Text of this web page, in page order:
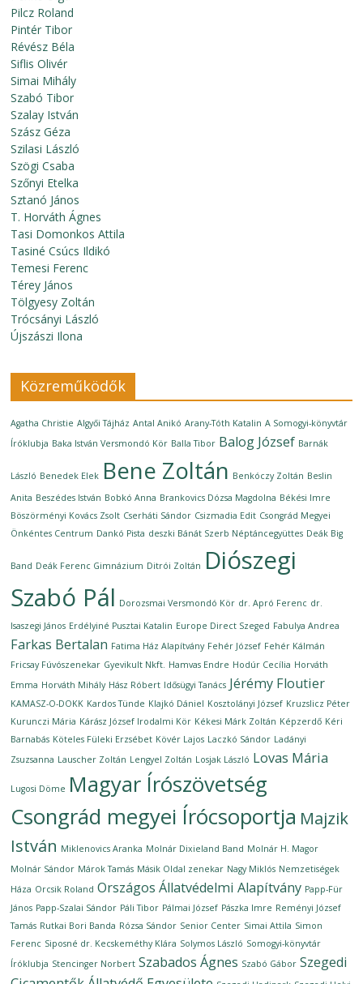
Pilcz Roland
Pintér Tibor
Révész Béla
Siflis Olivér
Simai Mihály
Szabó Tibor
Szalay István
Szász Géza
Szilasi László
Szögi Csaba
Szőnyi Etelka
Sztanó János
T. Horváth Ágnes
Tasi Domonkos Attila
Tasiné Csúcs Ildikó
Temesi Ferenc
Térey János
Tölgyesy Zoltán
Trócsányi László
Újszászi Ilona
Közreműködők
Agatha Christie Algyői Tájház Antal Anikó Arany-Tóth Katalin A Somogyi-könyvtár
Íróklubja Baka István Versmondó Kör Balla Tibor Balog József Barnák
László Benedek Elek Bene Zoltán Benkóczy Zoltán Beslin
Anita Beszédes István Bobkó Anna Brankovics Dózsa Magdolna Békési Imre
Böszörményi Kovács Zsolt Cserháti Sándor Csizmadia Edit Csongrád Megyei
Önkéntes Centrum Dankó Pista deszki Bánát Szerb Néptáncegyüttes Deák Big
Band Deák Ferenc Gimnázium Ditrói Zoltán Diószegi
Szabó Pál Dorozsmai Versmondó Kör dr. Apró Ferenc dr.
Isaszegi János Erdélyiné Pusztai Katalin Europe Direct Szeged Fabulya Andrea
Farkas Bertalan Fatima Ház Alapítvány Fehér József Fehér Kálmán
Fricsay Fúvószenekar Gyevikult Nkft. Hamvas Endre Hodúr Cecília Horváth
Emma Horváth Mihály Hász Róbert Idősügyi Tanács Jérémy Floutier
KAMASZ-O-DOKK Kardos Tünde Klajkó Dániel Kosztolányi József Kruzslicz Péter
Kurunczi Mária Kárász József Irodalmi Kör Kékesi Márk Zoltán Képzerdő Kéri
Barnabás Köteles Füleki Erzsébet Kövér Lajos Laczkó Sándor Ladányi
Zsuzsanna Lauscher Zoltán Lengyel Zoltán Losjak László Lovas Mária
Lugosi Döme Magyar Írószövetség
Csongrád megyei Írócsoportja Majzik
István Miklenovics Aranka Molnár Dixieland Band Molnár H. Magor
Molnár Sándor Márok Tamás Másik Oldal zenekar Nagy Miklós Nemzetiségek
Háza Orcsik Roland Országos Állatvédelmi Alapítvány Papp-Für
János Papp-Szalai Sándor Páli Tibor Pálmai József Pászka Imre Reményi József
Tamás Rutkai Bori Banda Rózsa Sándor Senior Center Simai Attila Simon
Ferenc Siposné dr. Kecskeméthy Klára Solymos László Somogyi-könyvtár
Íróklubja Stencinger Norbert Szabados Ágnes Szabó Gábor Szegedi